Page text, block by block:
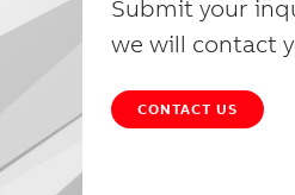
Submit your
we will contact
CONTACT US